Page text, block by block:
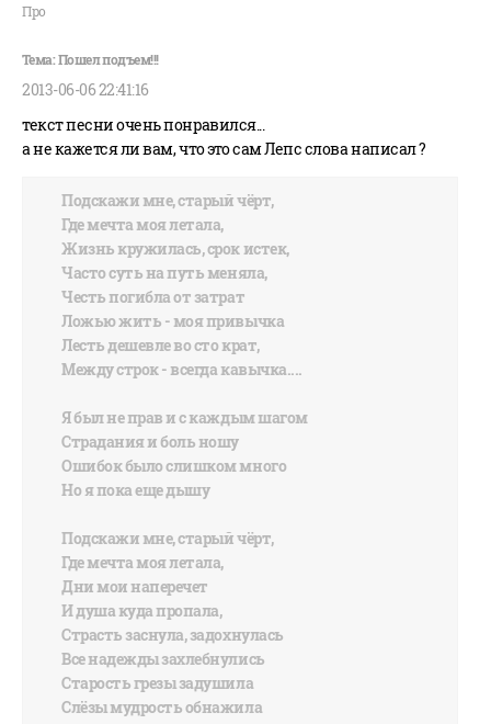
Про
2013-06-06 22:41:16
текст песни очень понравился...
а не кажется ли вам, что это сам Лепс слова написал ?
Подскажи мне, старый чёрт,
Где мечта моя летала,
Жизнь кружилась, срок истек,
Часто суть на путь меняла,
Честь погибла от затрат
Ложью жить - моя привычка
Лесть дешевле во сто крат,
Между строк - всегда кавычка....
Я был не прав и с каждым шагом
Страдания и боль ношу
Ошибок было слишком много
Но я пока еще дышу
Подскажи мне, старый чёрт,
Где мечта моя летала,
Дни мои наперечет
И душа куда пропала,
Страсть заснула, задохнулась
Все надежды захлебнулись
Старость грезы задушила
Слёзы мудрость обнажила